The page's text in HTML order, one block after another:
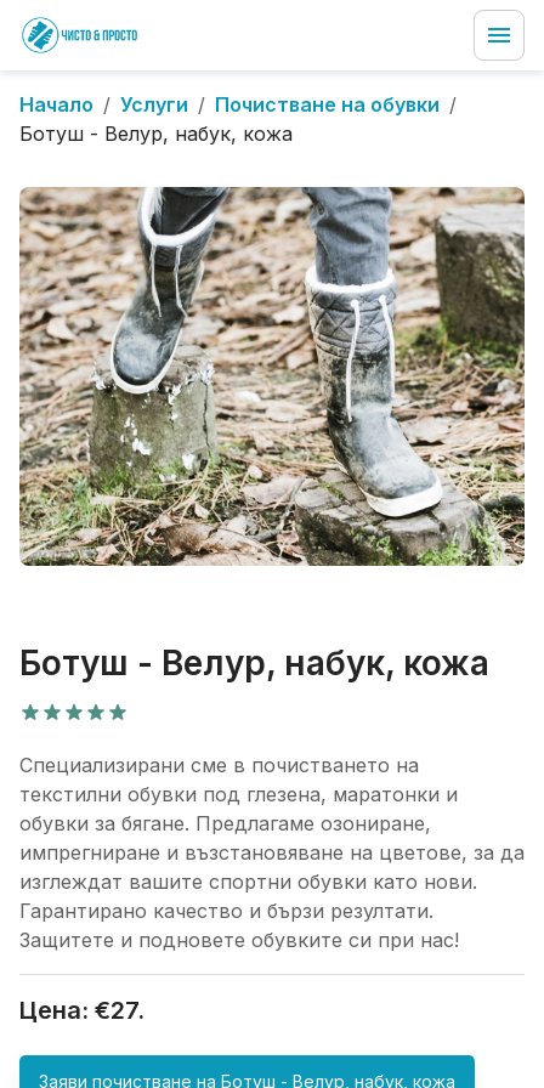
Начало / Услуги / Почистване на обувки /
Ботуш - Велур, набук, кожа
Ботуш - Велур, набук, кожа
Специализирани сме в почистването на
текстилни обувки под глезена, маратонки и
обувки за бягане. Предлагаме озониране,
импрегниране и възстановяване на цветове, за да
изглеждат вашите спортни обувки като нови.
Гарантирано качество и бързи резултати.
Защитете и подновете обувките си при нас!
Цена: €27.
Заяви почистване на Ботуш - Велур, набук, кожа